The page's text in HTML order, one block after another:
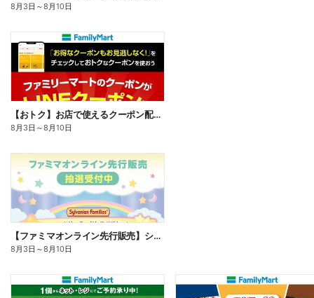
8月3日 ～8月10日
【おトク】お店で使えるクーポン配信中
8月3日 ～8月10日
【ファミマオンライン先行販売】シルバニアファミリー
8月3日 ～8月10日